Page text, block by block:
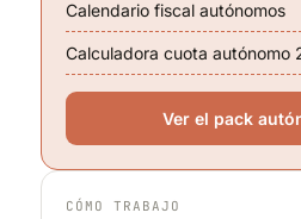
Calendario fiscal autónomos
Calculadora cuota autónomo
Ver el pack
CÓMO TRABAJO